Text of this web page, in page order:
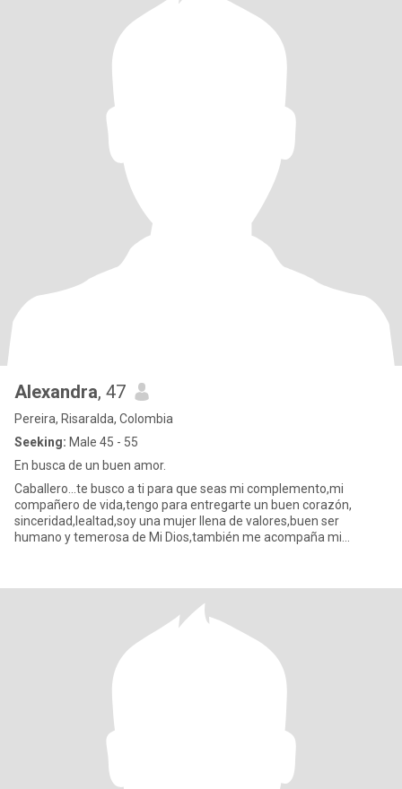
Alexandra, 47
Pereira, Risaralda, Colombia
Seeking: Male 45 - 55
En busca de un buen amor.
Caballero...te busco a ti para que seas mi complemento,mi
compañero de vida,tengo para entregarte un buen corazón,
sinceridad,lealtad,soy una mujer llena de valores,buen ser
humano y temerosa de Mi Dios,también me acompaña mi